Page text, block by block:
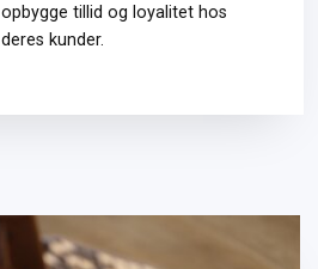
opbygge tillid og loyalitet hos
deres kunder.